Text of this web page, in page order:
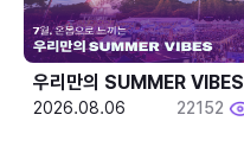
우리만의 SUMMER VIBES
2026.08.06 22152